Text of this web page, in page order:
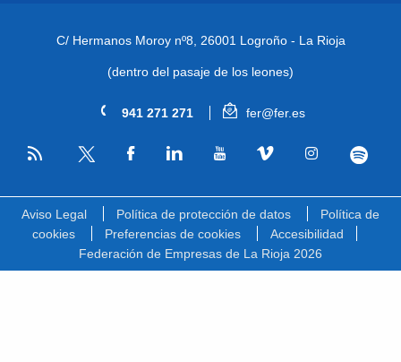
C/ Hermanos Moroy nº8, 26001 Logroño - La Rioja
(dentro del pasaje de los leones)
941 271 271 fer@fer.es
RSS
Aviso Legal Política de protección de datos
Política de
cookies
Preferencias de cookies
Accesibilidad
Federación de Empresas de La Rioja 2026